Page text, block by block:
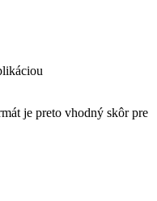
je preto vhodný skôr pre